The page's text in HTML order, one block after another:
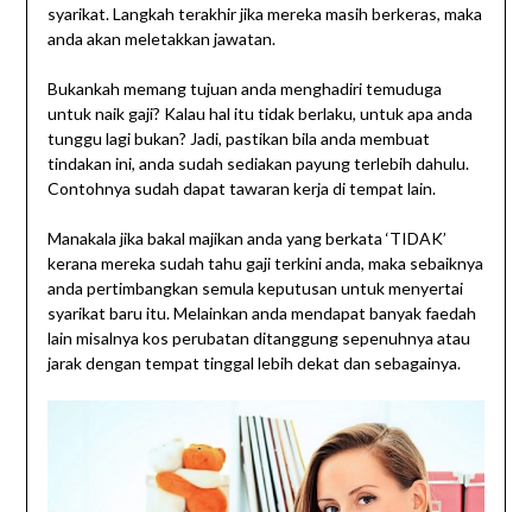
syarikat. Langkah terakhir jika mereka masih berkeras, maka
anda akan meletakkan jawatan.
Bukankah memang tujuan anda menghadiri temuduga
untuk naik gaji? Kalau hal itu tidak berlaku, untuk apa anda
tunggu lagi bukan? Jadi, pastikan bila anda membuat
tindakan ini, anda sudah sediakan payung terlebih dahulu.
Contohnya sudah dapat tawaran kerja di tempat lain.
Manakala jika bakal majikan anda yang berkata ‘TIDAK’
kerana mereka sudah tahu gaji terkini anda, maka sebaiknya
anda pertimbangkan semula keputusan untuk menyertai
syarikat baru itu. Melainkan anda mendapat banyak faedah
lain misalnya kos perubatan ditanggung sepenuhnya atau
jarak dengan tempat tinggal lebih dekat dan sebagainya.